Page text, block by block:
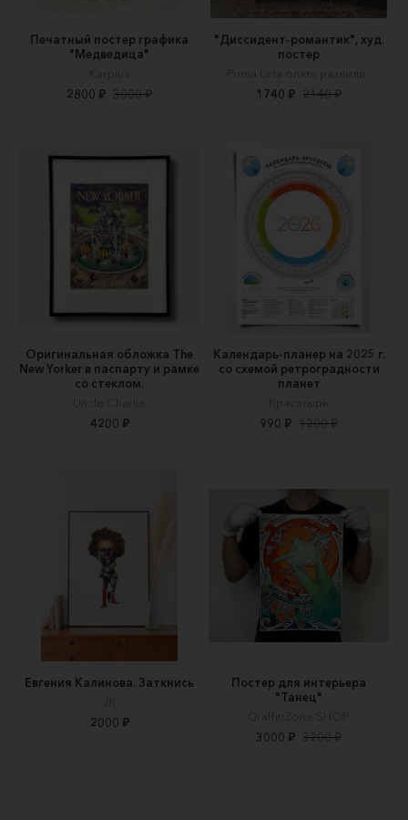
Печатный постер графика
"Медведица"
Karpius
2800 ₽ 3000 ₽
"Диссидент-романтик", худ.
постер
Prima Leta опять разлила..
1740 ₽ 2140 ₽
Оригинальная обложка The
New Yorker в паспарту и рамке
со стеклом.
Uncle Charlie
4200 ₽
Календарь-планер на 2025 г.
со схемой ретроградности
планет
Красатырь
990 ₽ 1200 ₽
Евгения Калинова. Заткнись
2000 ₽
Постер для интерьера
"Танец"
GraffitiZone SHOP
3000 ₽ 3200 ₽